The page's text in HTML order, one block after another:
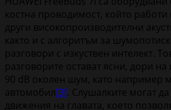
костна проводимост, който работи
други високопроизводителни
както и с алгоритъм за
разговори с изкуствен интелект.
разговорите остават ясни, дори
90 dB околен шум, като например
автомобил[3]. Слушалките могат
движения на главата, което